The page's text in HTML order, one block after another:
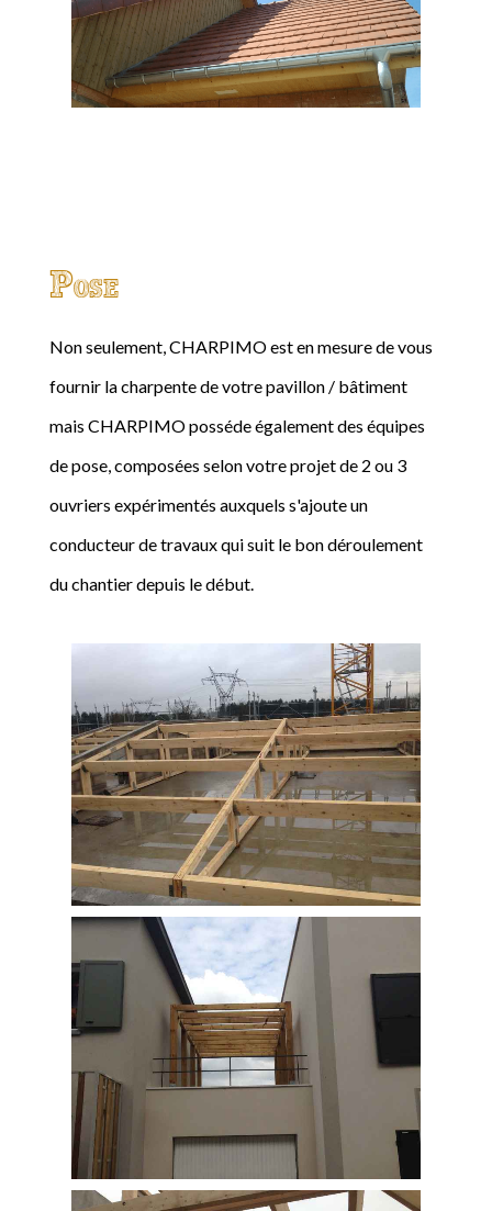
Pose
Non seulement, CHARPIMO est en mesure de vous
fournir la charpente de votre pavillon / bâtiment
mais CHARPIMO posséde également des équipes
de pose, composées selon votre projet de 2 ou 3
ouvriers expérimentés auxquels s'ajoute un
conducteur de travaux qui suit le bon déroulement
du chantier depuis le début.